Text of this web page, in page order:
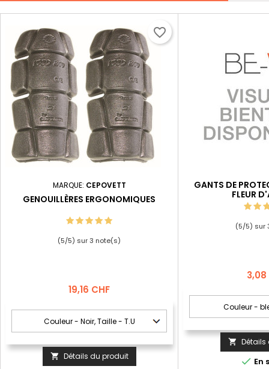
MARQUE: CEPOVETT
GENOUILLÈRES ERGONOMIQUES
(5/5) sur3 note(s)
Prix
19,16 CHF
 Détails du produit
favorite_border
GANTS DE
FLEUR
(5/5) sur
Prix
3,08
 Détails
 En